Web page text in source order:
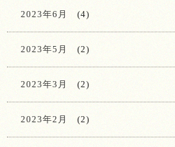
2023年6月 (4)
2023年5月 (2)
2023年3月 (2)
2023年2月 (2)